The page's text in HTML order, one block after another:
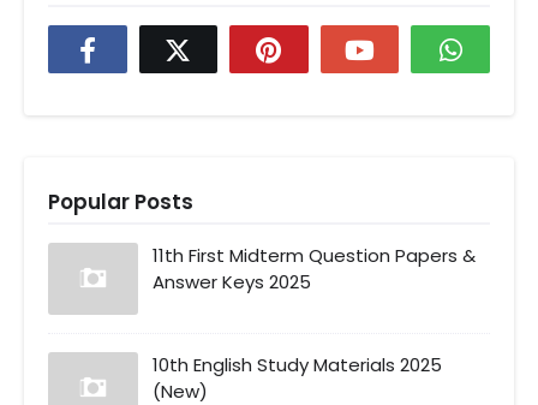
Popular Posts
11th First Midterm Question Papers &
Answer Keys 2025
10th English Study Materials 2025
(New)